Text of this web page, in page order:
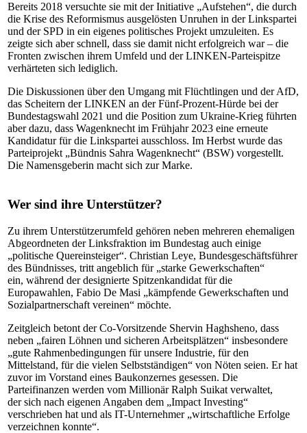
Bereits 2018 versuchte sie mit der Initiative „Aufstehen“, die durch
die Krise des Reformismus ausgelösten Unruhen in der Linkspartei
und der SPD in ein eigenes politisches Projekt umzuleiten. Es
zeigte sich aber schnell, dass sie damit nicht erfolgreich war – die
Fronten zwischen ihrem Umfeld und der LINKEN-Parteispitze
verhärteten sich lediglich.
Die Diskussionen über den Umgang mit Flüchtlingen und der AfD,
das Scheitern der LINKEN an der Fünf-Prozent-Hürde bei der
Bundestagswahl 2021 und die Position zum Ukraine-Krieg führten
aber dazu, dass Wagenknecht im Frühjahr 2023 eine erneute
Kandidatur für die Linkspartei ausschloss. Im Herbst wurde das
Parteiprojekt „Bündnis Sahra Wagenknecht“ (BSW) vorgestellt.
Die Namensgeberin macht sich zur Marke.
Wer sind ihre Unterstützer?
Zu ihrem Unterstützerumfeld gehören neben mehreren ehemaligen
Abgeordneten der Linksfraktion im Bundestag auch einige
„politische Quereinsteiger“. Christian Leye, Bundesgeschäftsführer
des Bündnisses, tritt angeblich für „starke Gewerkschaften“
ein, während der designierte Spitzenkandidat für die
Europawahlen, Fabio De Masi „kämpfende Gewerkschaften und
Sozialpartnerschaft vereinen“ möchte.
Zeitgleich betont der Co-Vorsitzende Shervin Haghsheno, dass
neben „fairen Löhnen und sicheren Arbeitsplätzen“ insbesondere
„gute Rahmenbedingungen für unsere Industrie, für den
Mittelstand, für die vielen Selbstständigen“ von Nöten seien. Er hat
zuvor im Vorstand eines Baukonzernes gesessen. Die
Parteifinanzen werden vom Millionär Ralph Suikat verwaltet,
der sich nach eigenen Angaben dem „Impact Investing“
verschrieben hat und als IT-Unternehmer „wirtschaftliche Erfolge
verzeichnen konnte“.